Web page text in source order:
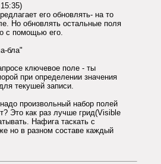
его обновлять- на то
Но обновлять остальные поля
с помощью его.
бла"
ключевое поле - ты
при определении значения
текушей записи.
произвольный набор полей
Это как раз лучше грид(Visible
Нафига таскать с
но в разном составе каждый